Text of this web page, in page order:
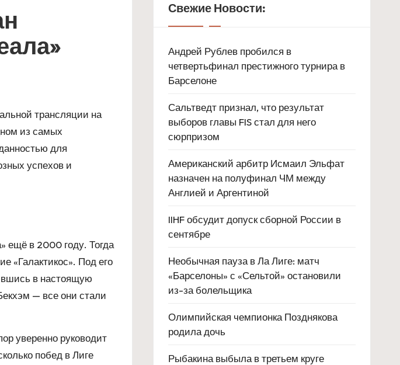
трансляции на
из самых
для
успехов и
ещё в 2000 году. Тогда
«Галактикос». Под его
в настоящую
— все они стали
уверенно руководит
побед в Лиге
Свежие Новости:
Андрей Рублев пробился в
четвертьфинал престижного турнира в
Барселоне
Сальтведт признал, что результат
выборов главы FIS стал для него
сюрпризом
Американский арбитр Исмаил Эльфат
назначен на полуфинал ЧМ между
Англией и Аргентиной
IIHF обсудит допуск сборной России в
сентябре
Необычная пауза в Ла Лиге: матч
«Барселоны» с «Сельтой» остановили
из-за болельщика
Олимпийская чемпионка Позднякова
родила дочь
Рыбакина выбыла в третьем круге